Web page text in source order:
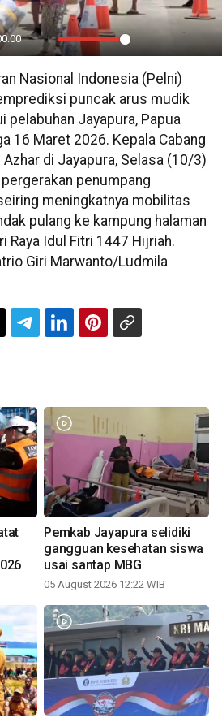
Mute Settings
PIP
Nasional Indonesia (Pelni)
puncak arus mudik
pelabuhan Jayapura, Papua
16 Maret 2026. Kepala Cabang
di Jayapura, Selasa (10/3)
penumpang
meningkatnya mobilitas
pulang ke kampung halaman
Raya Idul Fitri 1447 Hijriah.
Giri Marwanto/Ludmila
Pemkab Jayapura selidiki
gangguan kesehatan siswa
usai santap MBG
05 August 2026 12:22 WIB